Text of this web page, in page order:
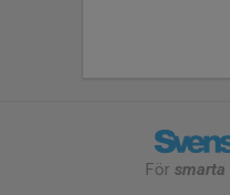
För smarta